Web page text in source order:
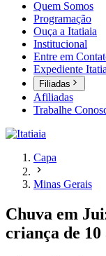
Quem Somos
Programação
Ouça a Itatiaia
Institucional
Entre em
Expediente
Filiadas
Afiliadas
Trabalhe
Capa
Minas Gerais
Chuva em
criança de 10